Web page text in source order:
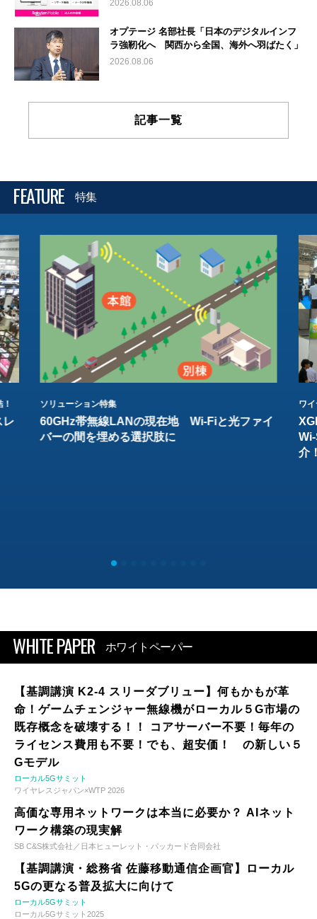
2026.08.06
オプテージ 名部社長「日本のデジタルインフ
ラ強靭化へ 関西から全国、海外へ羽ばたく」
2026.08.06
記事一覧
FEATURE 特集
レ
ソリューション特集
60GHz帯無線LANの現在地 Wi-Fiと光ファイ
バーの間を埋める選択肢に
ワ
介
WHITE PAPER ホワイトペーパー
【基調講演 K2-4 スリーダブリュー】何もかもが革
命！ゲームチェンジャー無線機がローカル５G市場の
既存概念を破壊する！！ コアサーバー不要！毎年の
ライセンス費用も不要！でも、超安価！ の新しい５
Gモデル
ローカル5Gサミット
ワイヤレスジャパン×WTP 2026
高価な専用ネットワークは本当に必要か？ AIネット
ワーク構築の現実解
SB C&S株式会社／日本ヒューレット・パッカード合同会社
【基調講演・総務省 佐藤移動通信企画官】ローカル
5Gの更なる普及拡大に向けて
ローカル5Gサミット
ローカル5Gサミット2025